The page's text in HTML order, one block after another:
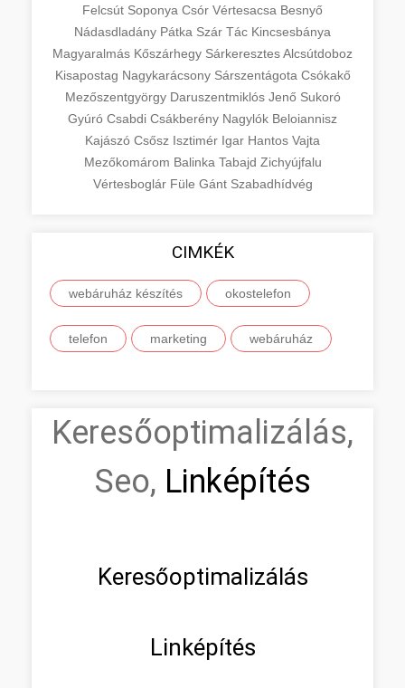
Felcsút Soponya Csór Vértesacsa Besnyő
Nádasdladány Pátka Szár Tác Kincsesbánya
Magyaralmás Kőszárhegy SárkeresztesAlcsútdoboz
Kisapostag Nagykarácsony Sárszentágota Csókakő
Mezőszentgyörgy Daruszentmiklós Jenő Sukoró
Gyúró Csabdi Csákberény Nagylók Beloiannisz
Kajászó Csősz Isztimér Igar Hantos Vajta
Mezőkomárom Balinka Tabajd Zichyújfalu
Vértesboglár Füle Gánt Szabadhídvég
CIMKÉK
webáruház készítés okostelefon
telefon marketing webáruház
Keresőoptimalizálás,
Seo, Linképítés
Keresőoptimalizálás
Linképítés